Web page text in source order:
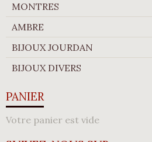
MONTRES
AMBRE
BIJOUX JOURDAN
BIJOUX DIVERS
PANIER
Votre panier est vide